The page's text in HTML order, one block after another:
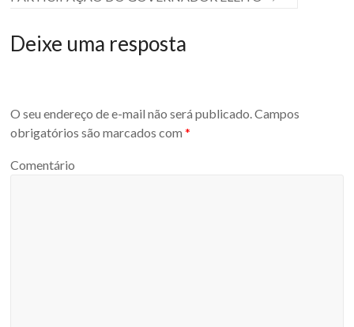
Deixe uma resposta
O seu endereço de e-mail não será publicado. Campos
obrigatórios são marcados com*
Comentário